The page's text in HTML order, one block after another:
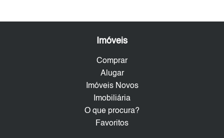
Imóveis
Comprar
Alugar
Imóveis Novos
Imobiliária
O que procura?
Favoritos